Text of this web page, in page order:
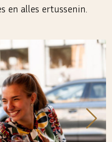
en alles ertussenin.